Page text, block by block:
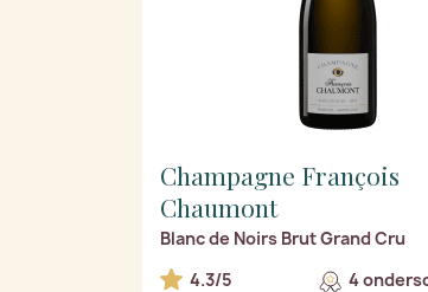
Champagne François
Chaumont
Blanc de Noirs Brut Grand Cru
4.3/5
4